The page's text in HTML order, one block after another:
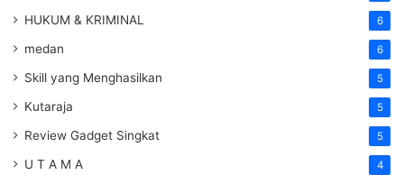
HUKUM & KRIMINAL 6
medan 6
Skill yang Menghasilkan 5
Kutaraja 5
Review Gadget Singkat 5
U T A M A 4